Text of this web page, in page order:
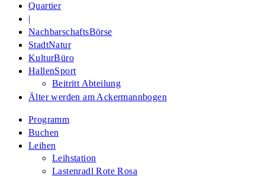
Quartier
|
NachbarschaftsBörse
StadtNatur
KulturBüro
HallenSport
Beitritt Abteilung
Älter werden am Ackermannbogen
Programm
Buchen
Leihen
Leihstation
Lastenradl Rote Rosa